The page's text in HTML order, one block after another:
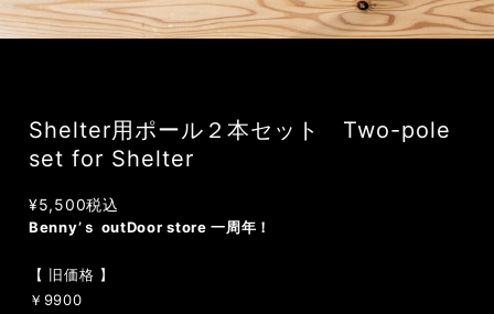
Shelter用ポール２本セット Two-pole
set for Shelter
¥5,500税込
Benny’ｓ outDoor store 一周年！
【 旧価格 】
￥9900